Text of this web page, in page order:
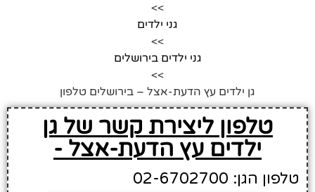
>>
גני ילדים
>>
גני ילדים בירושלים
>>
גן ילדים עץ הדעת-אצל – בירושלים טלפון
טלפון ליצירת קשר של גן
ילדים עץ הדעת-אצל -
טלפון הגן: 02-6702700